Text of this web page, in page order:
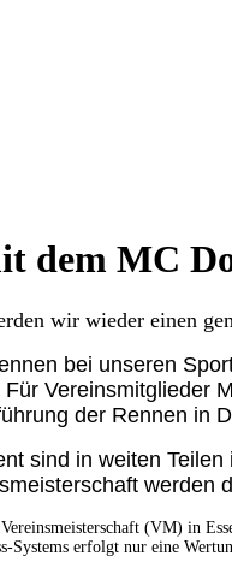
dem MC
wir wieder einen
bei unseren
Vereinsmitglieder
der Rennen in
sind in weiten
(VM) in
Systems erfolgt nur eine